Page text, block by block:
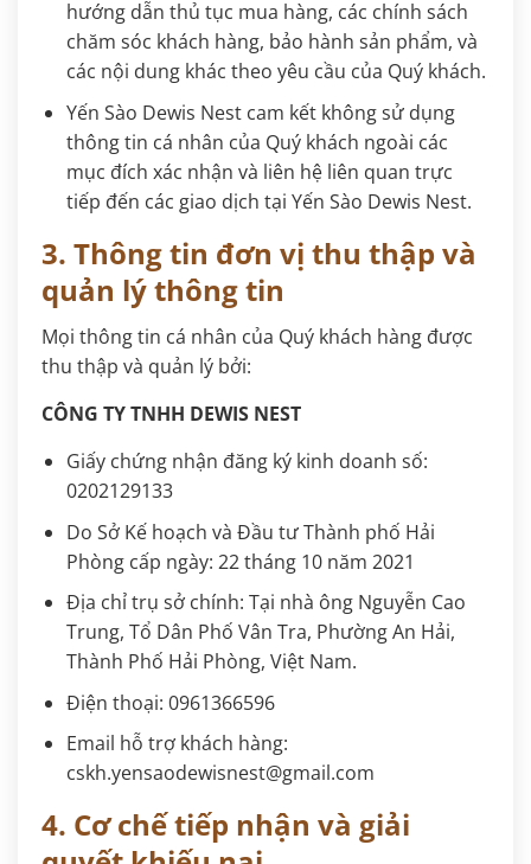
hướng dẫn thủ tục mua hàng, các chính sách
chăm sóc khách hàng, bảo hành sản phẩm, và
các nội dung khác theo yêu cầu của Quý khách.
Yến Sào Dewis Nest cam kết không sử dụng
thông tin cá nhân của Quý khách ngoài các
mục đích xác nhận và liên hệ liên quan trực
tiếp đến các giao dịch tại Yến Sào Dewis Nest.
3. Thông tin đơn vị thu thập và
quản lý thông tin
Mọi thông tin cá nhân của Quý khách hàng được
thu thập và quản lý bởi:
CÔNG TY TNHH DEWIS NEST
Giấy chứng nhận đăng ký kinh doanh số:
0202129133
Do Sở Kế hoạch và Đầu tư Thành phố Hải
Phòng cấp ngày: 22 tháng 10 năm 2021
Địa chỉ trụ sở chính: Tại nhà ông Nguyễn Cao
Trung, Tổ Dân Phố Vân Tra, Phường An Hải,
Thành Phố Hải Phòng, Việt Nam.
Điện thoại: 0961366596
Email hỗ trợ khách hàng:
cskh.yensaodewisnest@gmail.com
4. Cơ chế tiếp nhận và giải